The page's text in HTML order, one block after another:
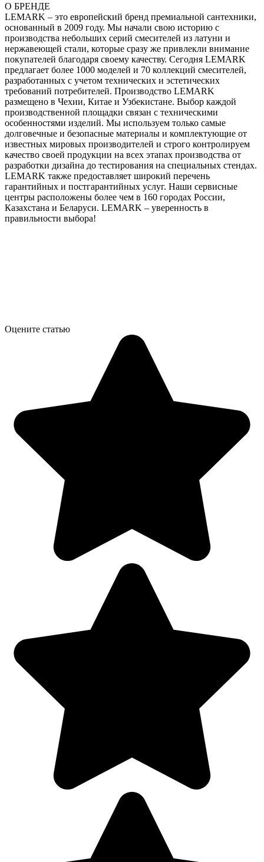
О БРЕНДЕ
LEMARK – это европейский бренд премиальной сантехники,
основанный в 2009 году. Мы начали свою историю с
производства небольших серий смесителей из латуни и
нержавеющей стали, которые сразу же привлекли внимание
покупателей благодаря своему качеству. Сегодня LEMARK
предлагает более 1000 моделей и 70 коллекций смесителей,
разработанных с учетом технических и эстетических
требований потребителей. Производство LEMARK
размещено в Чехии, Китае и Узбекистане. Выбор каждой
производственной площадки связан с техническими
особенностями изделий. Мы используем только самые
долговечные и безопасные материалы и комплектующие от
известных мировых производителей и строго контролируем
качество своей продукции на всех этапах производства от
разработки дизайна до тестирования на специальных стендах.
LEMARK также предоставляет широкий перечень
гарантийных и постгарантийных услуг. Наши сервисные
центры расположены более чем в 160 городах России,
Казахстана и Беларуси. LEMARK – уверенность в
правильности выбора!
Оцените статью